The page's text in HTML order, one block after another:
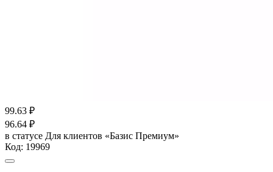
99.63 ₽
96.64 ₽
в статусе Для клиентов «Базис Премиум»
Код: 19969